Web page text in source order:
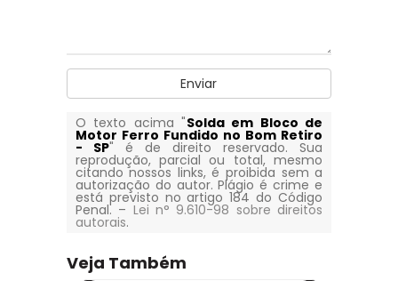
Enviar
O texto acima "Solda em Bloco de
Motor Ferro Fundido no Bom Retiro
- SP" é de direito reservado. Sua
reprodução, parcial ou total, mesmo
citando nossos links, é proibida sem a
autorização do autor. Plágio é crime e
está previsto no artigo 184 do Código
Penal. – Lei n° 9.610-98 sobre direitos
autorais.
Veja Também